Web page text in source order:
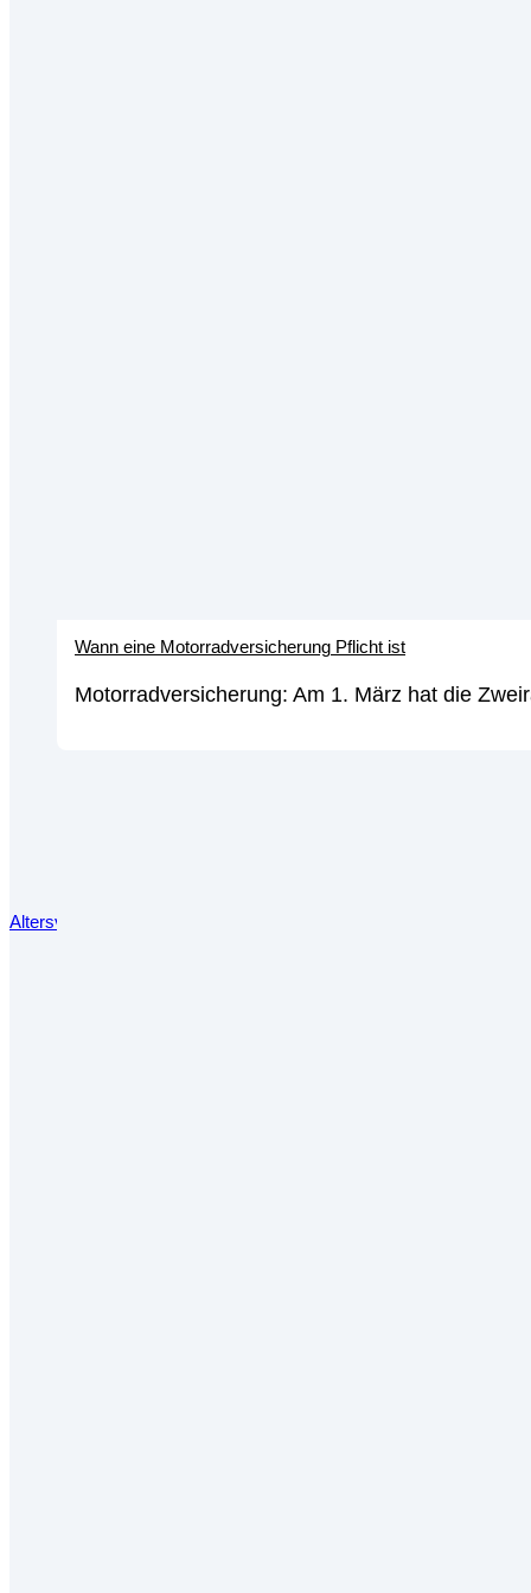
Wann eine Motorradversicherung Pflicht ist
Motorradversicherung: Am 1. März hat die
Altersvorsorgedepot: Alles, was du über die Reform deiner privaten